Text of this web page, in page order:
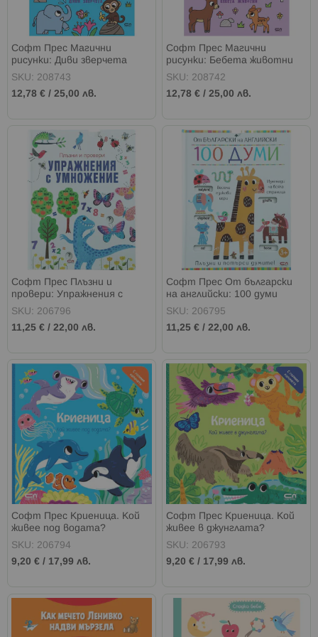
Софт Прес Магични
рисунки: Диви зверчета
SKU: 208743
12,78 € / 25,00 лв.
Софт Прес Магични
рисунки: Бебета животни
SKU: 208742
12,78 € /25,00 лв.
Софт Прес Плъзни и
провери: Упражнения с
умножение
SKU: 206796
11,25 € / 22,00 лв.
Софт Прес От български
на английски: 100 думи
SKU: 206795
11,25 € /22,00 лв.
Софт Прес Криеница. Кой
живее под водата?
SKU: 206794
9,20 € / 17,99 лв.
Софт Прес Криеница. Кой
живее в джунглата?
SKU: 206793
9,20 € / 17,99 лв.